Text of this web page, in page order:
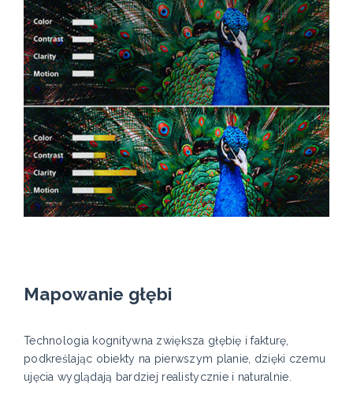
Mapowanie głębi
Technologia kognitywna zwiększa głębię i fakturę,
podkreślając obiekty na pierwszym planie, dzięki czemu
ujęcia wyglądają bardziej realistycznie i naturalnie.